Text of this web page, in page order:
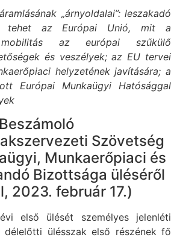
„árnyoldalai”: leszakadó
tehet az Európai Unió, mit a
mobilitás az európai szűkülő
és veszélyek; az EU tervei
helyzetének javítására; a
Európai Munkaügyi Hatósággal
Beszámoló
Szövetség
Munkaerőpiaci és
Bizottsága üléséről
2023. február 17.)
első ülését személyes jelenléti
ülésszak első részének fő